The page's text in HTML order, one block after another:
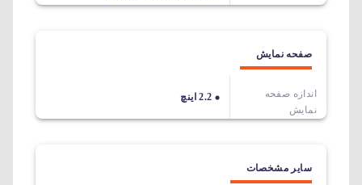
صفحه نمایش
اندازه صفحه
نمایش
2.2 اینچ
سایر مشخصات